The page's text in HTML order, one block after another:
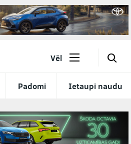
Padomi Ietaupi naudu
Vēl 🔎